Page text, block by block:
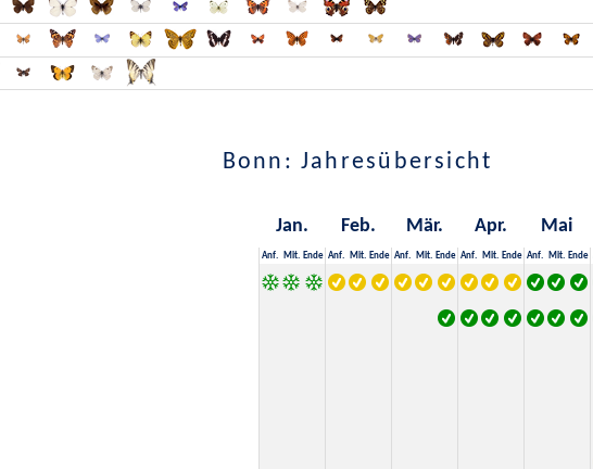
Bonn: Jahresübersicht
Jan. Feb. Mär. Apr. Mai
Anf. Mit. Ende Anf. Mit. Ende Anf. Mit. Ende Anf. Mit. Ende Anf. Mit. Ende